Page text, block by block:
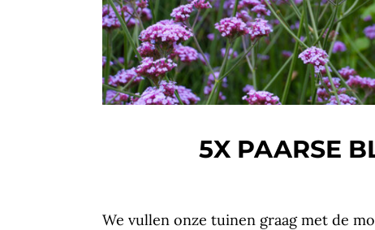
5X PAARSE
We vullen onze tuinen graag met de